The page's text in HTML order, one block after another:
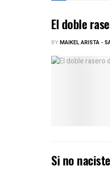
El doble
BYMAIKEL ARISTA -
Si no